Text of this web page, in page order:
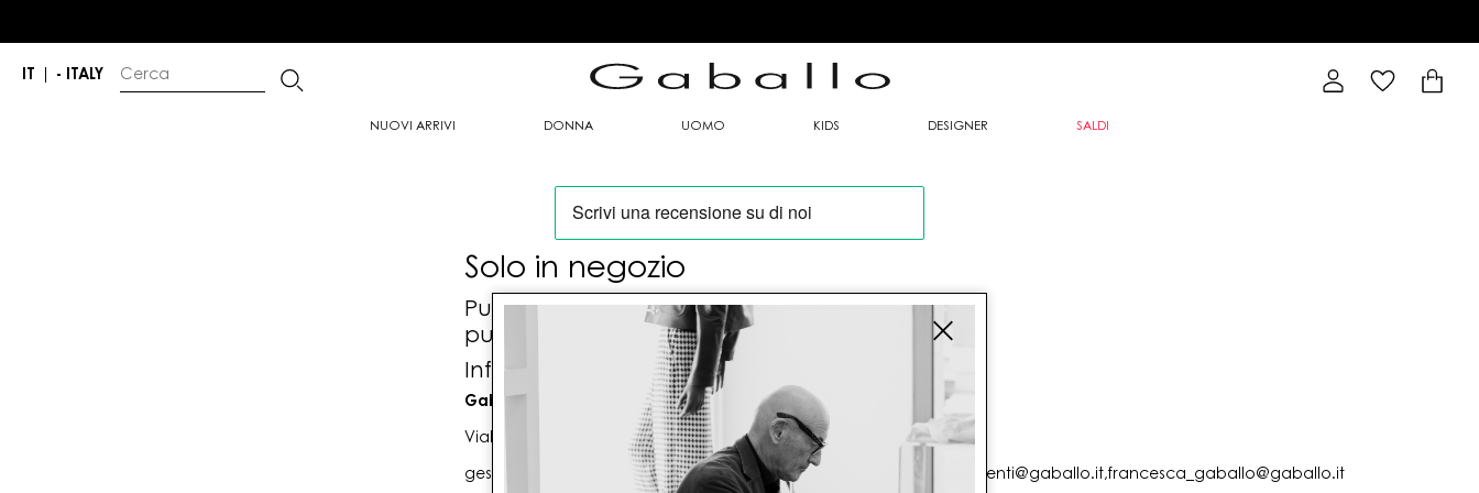
IT - ITALY
NUOVI ARRIVI DONNA UOMO KIDS DESIGNER SALDI
Solo in negozio
Puoi trovare questo articolo solo presso i nostri
punti vendita:
Info contatti
Gaballo Mario srl
Viale G. Matteotti n. 23 00053 Civitavecchia (RM)
gestioneordini@gaballo.it,customercare@sellmasters.it,assistenzaclienti@gaballo.it,francesca_gaballo@gaballo.it